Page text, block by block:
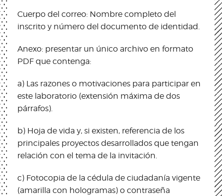
Cuerpo del correo: Nombre completo del
inscrito y número del documento de identidad.
Anexo: presentar un único archivo en formato
PDF que contenga:
a) Las razones o motivaciones para participar en
este laboratorio (extensión máxima de dos
párrafos).
b) Hoja de vida y, si existen, referencia de los
principales proyectos desarrollados que tengan
relación con el tema de la invitación.
c) Fotocopia de la cédula de ciudadanía vigente
(amarilla con hologramas) o contraseña